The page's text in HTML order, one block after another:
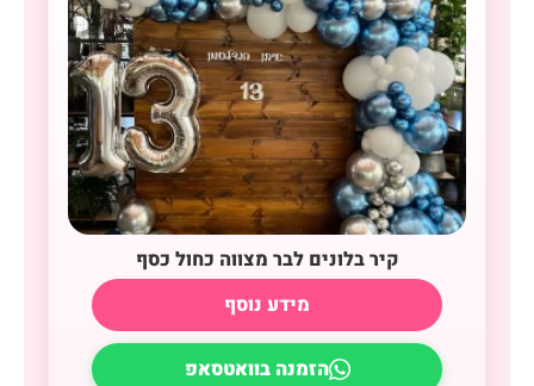
קיר בלונים לבר מצווה כחול כסף
מידע נוסף
הזמנה בוואטסאפ